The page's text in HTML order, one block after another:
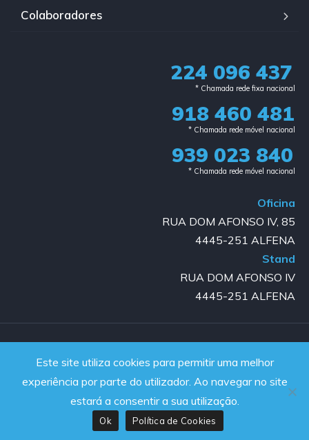
Colaboradores
224 096 437
* Chamada rede fixa nacional​
918 460 481
* Chamada rede móvel nacional
939 023 840​
* Chamada rede móvel nacional
Oficina
RUA DOM AFONSO IV, 85
4445-251 ALFENA
Stand
RUA DOM AFONSO IV
4445-251 ALFENA
Powered by JanelaWeb
Este site utiliza cookies para permitir uma melhor
experiência por parte do utilizador. Ao navegar no site
estará a consentir a sua utilização.
Ok Política de Cookies